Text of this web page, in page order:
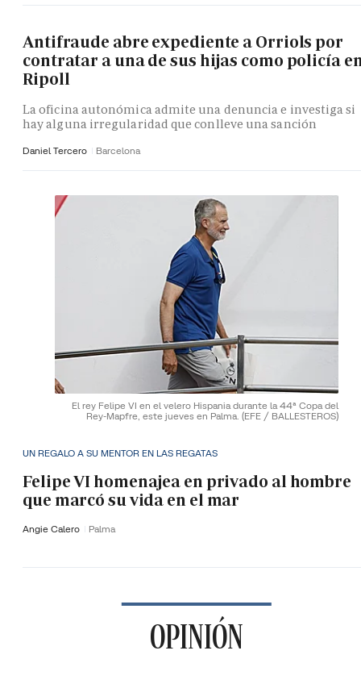
Antifraude abre expediente a Orriols por
contratar a una de sus hijas como policía
Ripoll
La oficina autonómica admite una denuncia e investiga si
hay alguna irregularidad que conlleve una sanción
Daniel Tercero Barcelona
El rey Felipe VI en el velero Hispania durante la 44ª Copa del
Rey-Mapfre, este jueves en Palma. (EFE / BALLESTEROS)
UN REGALO A SU MENTOR EN LAS REGATAS
Felipe VI homenajea en privado al hombre
que marcó su vida en el mar
Angie Calero Palma
OPINIÓN